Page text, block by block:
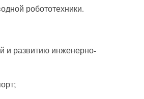
робототехники.
и развитию инженерно-